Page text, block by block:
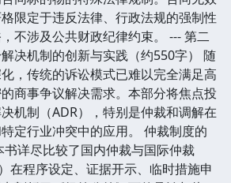
限定于违反法律、行政法规的强制性
不涉及公共财政纪律约束。 --- 第二
决机制的创新与实践（约550字） 随
，传统的诉讼模式已难以完全满足高
商事争议解决需求。本部分将焦点投
机制（ADR），特别是仲裁和调解在
定行业冲突中的应用。 仲裁制度的
详尽比较了国内仲裁与国际仲裁
）在程序设定、证据开示、临时措施申